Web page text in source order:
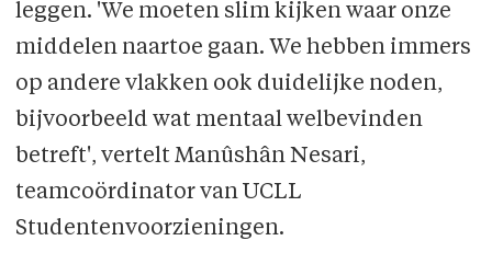
leggen. 'We moeten slim kijken waar onze
middelen naartoe gaan. We hebben immers
op andere vlakken ook duidelijke noden,
bijvoorbeeld wat mentaal welbevinden
betreft', vertelt Manûshân Nesari,
teamcoördinator van UCLL
Studentenvoorzieningen.